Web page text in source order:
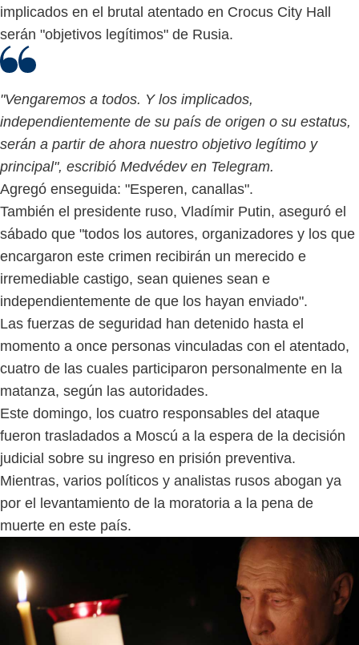
implicados en el brutal atentado en Crocus City Hall
serán "objetivos legítimos" de Rusia.
"Vengaremos a todos. Y los implicados,
independientemente de su país de origen o su estatus,
serán a partir de ahora nuestro objetivo legítimo y
principal", escribió Medvédev en Telegram.
Agregó enseguida: "Esperen, canallas".
También el presidente ruso, Vladímir Putin, aseguró el
sábado que "todos los autores, organizadores y los que
encargaron este crimen recibirán un merecido e
irremediable castigo, sean quienes sean e
independientemente de que los hayan enviado".
Las fuerzas de seguridad han detenido hasta el
momento a once personas vinculadas con el atentado,
cuatro de las cuales participaron personalmente en la
matanza, según las autoridades.
Este domingo, los cuatro responsables del ataque
fueron trasladados a Moscú a la espera de la decisión
judicial sobre su ingreso en prisión preventiva.
Mientras, varios políticos y analistas rusos abogan ya
por el levantamiento de la moratoria a la pena de
muerte en este país.